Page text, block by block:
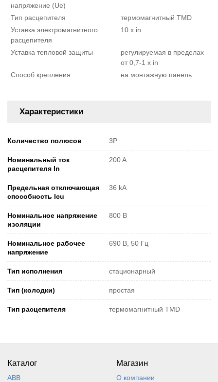
напряжение (Ue)
Тип расцепителя
термомагнитный TMD
Уставка электромагнитного
расцепителя
10 х in
Уставка тепловой защиты
регулируемая в пределах
от 0,7-1 x in
Способ крепления
на монтажную панель
Характеристики
Количество полюсов 3P
Номинальный ток
расцепителя In
200 A
Предельная отключающая
способность Icu
36 kA
Номинальное напряжение
изоляции
800 В
Номинальное рабочее
напряжение
690 В, 50 Гц
Тип исполнения стационарный
Тип (колодки) простая
Тип расцепителя термомагнитный TMD
Каталог
ABB
Магазин
О компании